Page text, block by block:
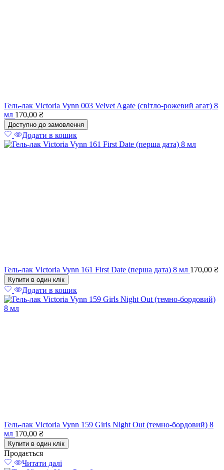
Гель-лак Victoria Vynn 003 Velvet Agate (світло-рожевий агат) 8
мл 170,00 ₴
Доступно до замовлення
Додати в кошик
Гель-лак Victoria Vynn 161 First Date (перша дата) 8 мл 170,00 ₴
Купити в один клік
Додати в кошик
Гель-лак Victoria Vynn 159 Girls Night Out (темно-бордовий) 8
мл 170,00 ₴
Купити в один клік
Продається
Читати далі